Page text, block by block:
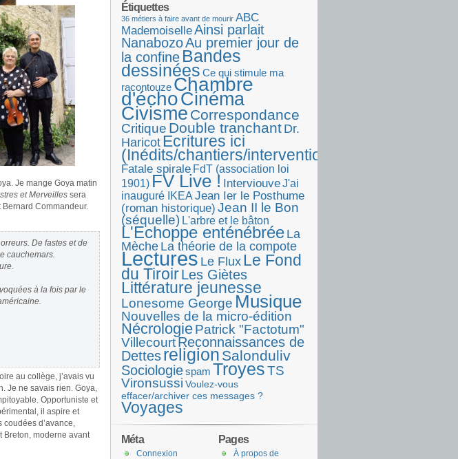
Je mange Goya matin
et Merveilles sera
Commandeur.
De fastes et de
cauchemars.
à la fois par le
au collège, j’avais vu
Je ne savais rien. Goya,
Opportuniste et
il aspire et
coudées d’avance,
Breton, moderne avant
Étiquettes
36 métiers à faire avant de mourir ABC
MademoiselleAinsi parlait
NanabozoAu premier jour de
la confine Bandes
dessinées Ce qui stimule ma
racontouze Chambre
d'échoCinéma
Civisme Correspondance
Critique Double tranchant Dr.
Haricot Ecritures ici
(Inédits/chantiers/interventions)
Fatale spirale FdT (association loi
1901) FV Live ! InterviouveJ'ai
inauguré IKEA Jean Ier le Posthume
(roman historique) Jean II le Bon
(séquelle) L'arbre et le bâton
L'Echoppe enténébrée La
Mèche La théorie de la compote
LecturesLe FluxLe Fond
du TiroirLes Giètes
Littérature jeunesse
Lonesome George Musique
Nouvelles de la micro-édition
NécrologiePatrick "Factotum"
VillecourtReconnaissances de
Dettesreligion Salonduliv
Sociologiespam TroyesTS
Vironsussi Voulez-vous
effacer/archiver ces messages ?
Voyages
Pages
À propos de
Méta
Connexion